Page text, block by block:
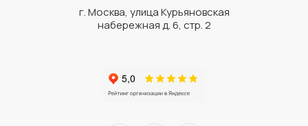
г. Москва, улица Курьяновская
набережная д. 6, стр. 2